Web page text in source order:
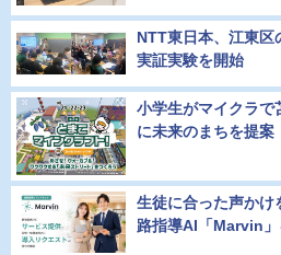
NTT東日本、江東区
実証実験を開始
小学生がマイクラで
に未来のまちを提案
生徒に合った声かけ
路指導AI「Marvin